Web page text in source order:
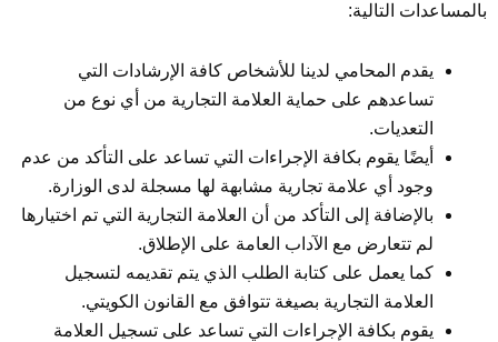
بالمساعدات التالية:
يقدم المحامي لدينا للأشخاص كافة الإرشادات التي
تساعدهم على حماية العلامة التجارية من أي نوع من
التعديات.
أيضًا يقوم بكافة الإجراءات التي تساعد على التأكد من عدم
وجود أي علامة تجارية مشابهة لها مسجلة لدى الوزارة.
بالإضافة إلى التأكد من أن العلامة التجارية التي تم اختيارها
لم تتعارض مع الآداب العامة على الإطلاق.
كما يعمل على كتابة الطلب الذي يتم تقديمه لتسجيل
العلامة التجارية بصيغة تتوافق مع القانون الكويتي.
يقوم بكافة الإجراءات التي تساعد على تسجيل العلامة